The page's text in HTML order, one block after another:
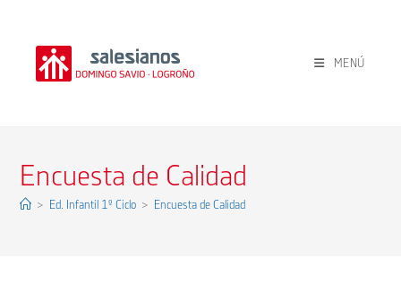
contenido
MENÚ
Encuesta de Calidad
> Ed. Infantil 1º Ciclo > Encuesta de Calidad